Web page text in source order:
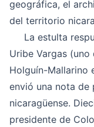
geográfica, el
del territorio
La estulta
Uribe Vargas
Holguín-Mallarino
envió una nota de
nicaragüense.
presidente de